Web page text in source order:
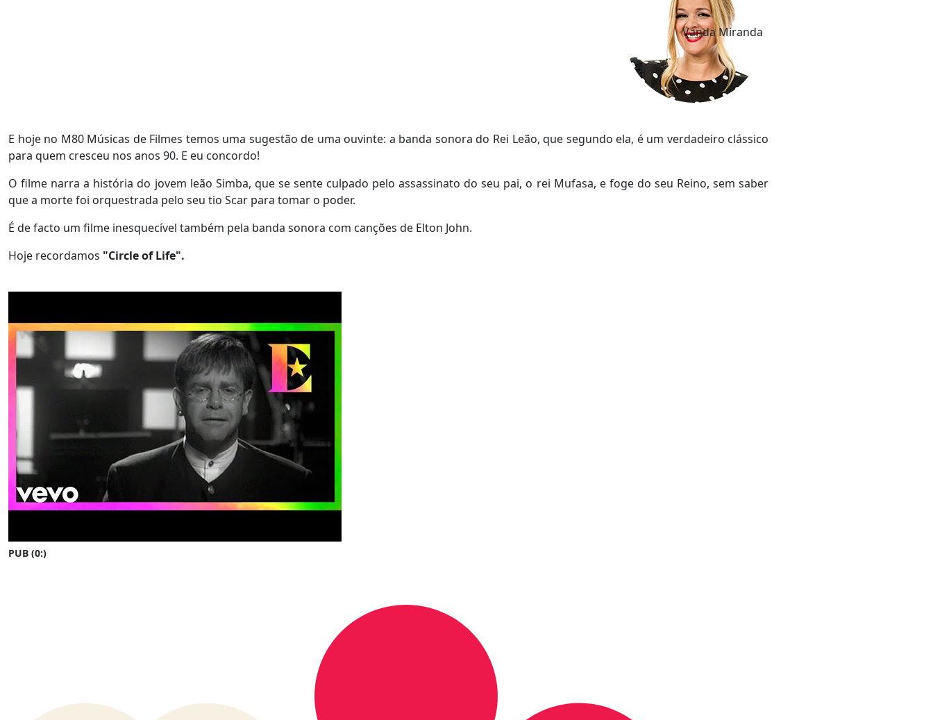
Vanda Miranda
E hoje no M80 Músicas de Filmes temos uma sugestão de uma ouvinte: a banda sonora do Rei Leão, que segundo ela, é um verdadeiro clássico
para quem cresceu nos anos 90. E eu concordo!
O filme narra a história do jovem leão Simba, que se sente culpado pelo assassinato do seu pai, o rei Mufasa, e foge do seu Reino, sem saber
que a morte foi orquestrada pelo seu tio Scar para tomar o poder.
É de facto um filme inesquecível também pela banda sonora com canções de Elton John.
Hoje recordamos "Circle of Life".
PUB (0:)